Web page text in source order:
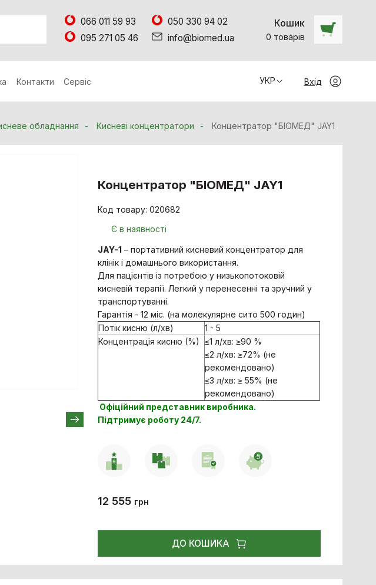
066 011 59 93
050 330 94 02
095 271 05 46
info@biomed.ua
Кошик
0 товарiв
Контакти Сервіс УКР Вхід
обладнання Кисневі концентратори Концентратор "БІОМЕД" JAY1
Концентратор "БІОМЕД" JAY1
Код товару: 020682
Є в наявності
JAY-1 – портативний кисневий концентратор для
клінік і домашнього використання.
Для пацієнтів із потребою у низькопотоковій
кисневій терапії. Легкий у перенесенні та зручний у
транспортуванні.
Гарантія - 12 міс. (на молекулярне сито 500 годин)
Потік кисню (л/хв)
1 - 5
Концентрація кисню (%)
≤1 л/хв: ≥90 %
≤2 л/хв: ≥72% (не
рекомендовано)
≤3 л/хв: ≥ 55% (не
рекомендовано)
Офіційний представник виробника.
Підтримує роботу 24/7.
12 555 грн
ДО КОШИКА